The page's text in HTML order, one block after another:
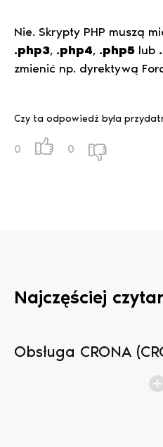
Nie. Skrypty PHP muszą
.php3, .php4, .php5 lub
zmienić np. dyrektywą
Czy ta odpowiedź była
0 0
Najczęściej
Obsługa CRONA